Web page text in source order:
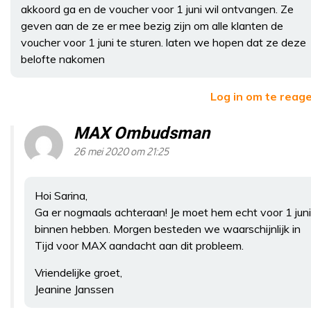
akkoord ga en de voucher voor 1 juni wil ontvangen. Ze
geven aan de ze er mee bezig zijn om alle klanten de
voucher voor 1 juni te sturen. laten we hopen dat ze deze
belofte nakomen
Log in om te
MAX Ombudsman
26 mei 2020 om 21:25
Hoi Sarina,
Ga er nogmaals achteraan! Je moet hem echt voor 1 juni
binnen hebben. Morgen besteden we waarschijnlijk in
Tijd voor MAX aandacht aan dit probleem.
Vriendelijke groet,
Jeanine Janssen